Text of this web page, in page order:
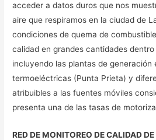
acceder a datos duros que nos
aire que respiramos en la ciudad de
condiciones de quema de
calidad en grandes cantidades
incluyendo las plantas de generación
termoeléctricas (Punta Prieta) y
atribuibles a las fuentes móviles
presenta una de las tasas de
RED DE MONITOREO DE CALIDAD DE